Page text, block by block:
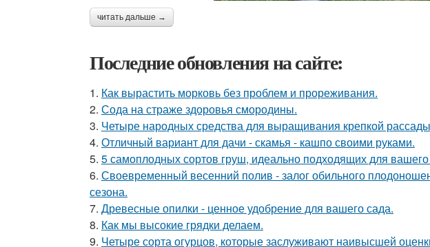
читать дальше →
Последние обновления на сайте:
1. Как вырастить морковь без проблем и прореживания.
2. Сода на страже здоровья смородины.
3. Четыре народных средства для выращивания крепкой
4. Отличный вариант для дачи - скамья - кашпо своими руками.
5. 5 самоплодных сортов груш, идеально подходящих для
6. Своевременный весенний полив - залог обильного
сезона.
7. Древесные опилки - ценное удобрение для вашего сада.
8. Как мы высокие грядки делаем.
9. Четыре сорта огурцов, которые заслуживают наивысшей